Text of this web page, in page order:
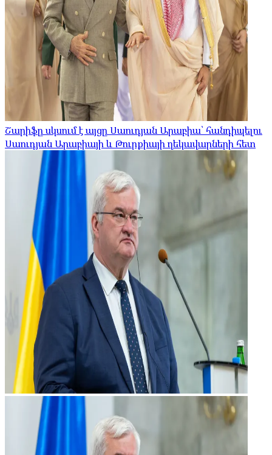
Շարիֆը սկսում է այցը Սաուդյան Արաբիա՝ հանդիպելու
Սաուդյան Արաբիայի և Թուրքիայի ղեկավարների հետ